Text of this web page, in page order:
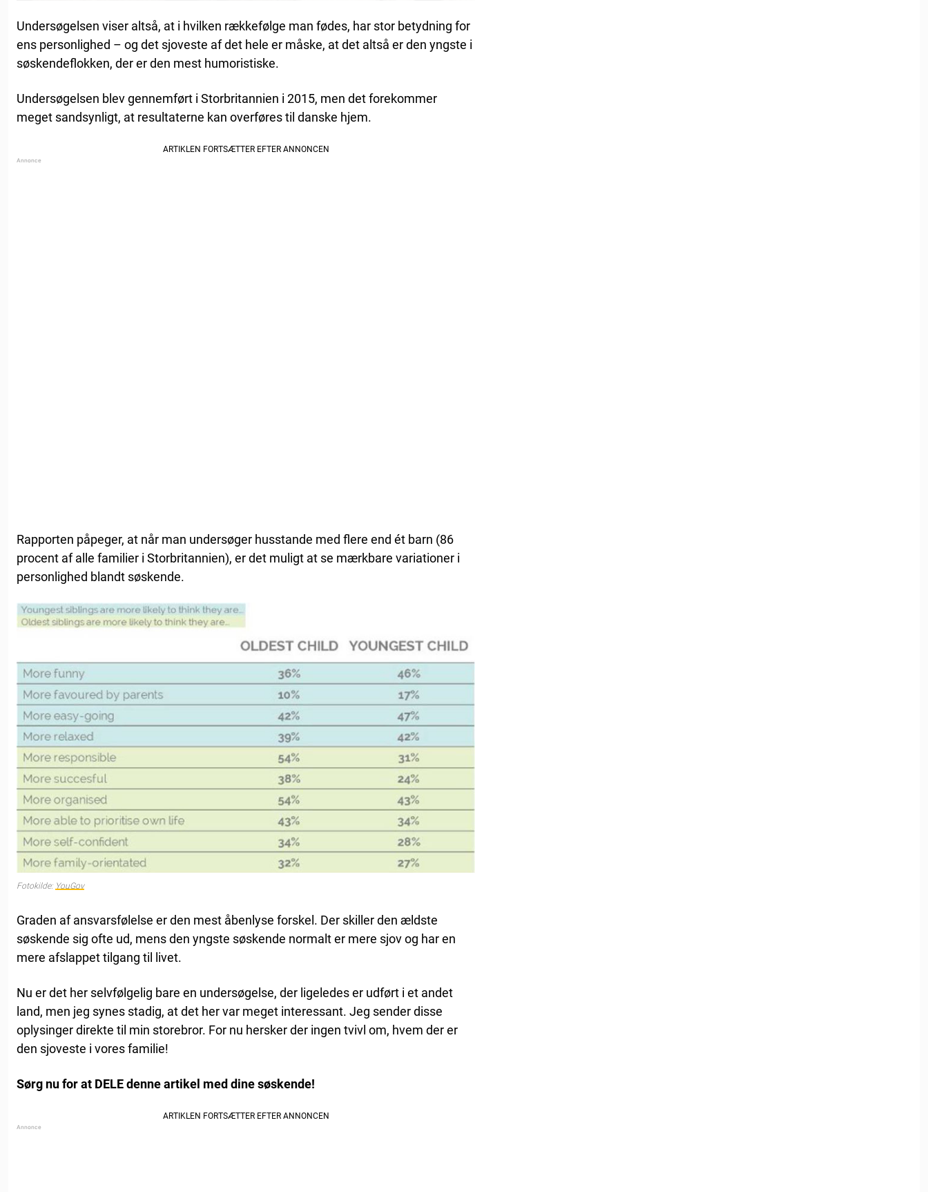
Undersøgelsen viser altså, at i hvilken rækkefølge man fødes, har stor betydning for
ens personlighed – og det sjoveste af det hele er måske, at det altså er den yngste i
søskendeflokken, der er den mest humoristiske.
Undersøgelsen blev gennemført i Storbritannien i 2015, men det forekommer
meget sandsynligt, at resultaterne kan overføres til danske hjem.
Rapporten påpeger, at når man undersøger husstande med flere end ét barn (86
procent af alle familier i Storbritannien), er det muligt at se mærkbare variationer i
personlighed blandt søskende.
Fotokilde: YouGov
Graden af ansvarsfølelse er den mest åbenlyse forskel. Der skiller den ældste
søskende sig ofte ud, mens den yngste søskende normalt er mere sjov og har en
mere afslappet tilgang til livet.
Nu er det her selvfølgelig bare en undersøgelse, der ligeledes er udført i et andet
land, men jeg synes stadig, at det her var meget interessant. Jeg sender disse
oplysinger direkte til min storebror. For nu hersker der ingen tvivl om, hvem der er
den sjoveste i vores familie!
Sørg nu for at DELE denne artikel med dine søskende!